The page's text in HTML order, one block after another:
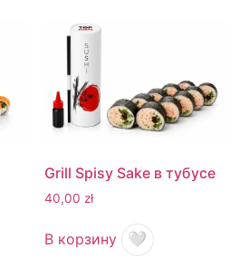
Grill Spisy Sake в тубусе
40,00 zł
В корзину 🤍